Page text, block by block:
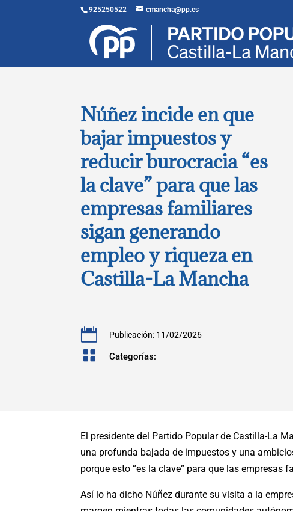
925250522 cmancha@pp.es
Núñez incide en que
bajar impuestos y
reducir burocracia “es
la clave” para que las
empresas familiares
sigan generando
empleo y riqueza en
Castilla-La Mancha
 Publicación: 11/02/2026
 Categorías:
El presidente del Partido Popular de Castilla-La
una profunda bajada de impuestos y una
porque esto “es la clave” para que las empresas
Así lo ha dicho Núñez durante su visita a la